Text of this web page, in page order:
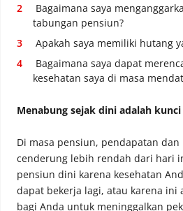
Bagaimana saya
tabungan pensiun?
Apakah saya memiliki hutang
Bagaimana saya dapat
kesehatan saya di masa
Menabung sejak dini adalah
Di masa pensiun, pendapatan
cenderung lebih rendah dari hari
pensiun dini karena kesehatan
dapat bekerja lagi, atau karena ini
bagi Anda untuk meninggalkan